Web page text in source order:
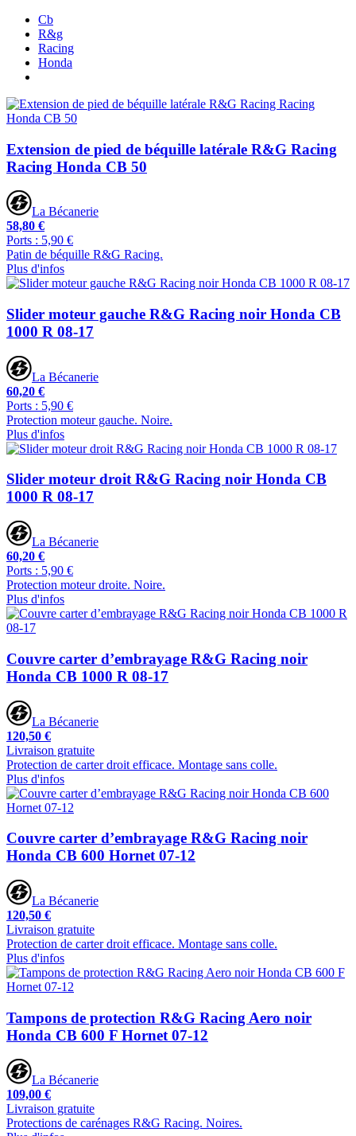
Cb
R&g
Racing
Honda
Extension de pied de béquille latérale R&G Racing
Racing Honda CB 50
La Bécanerie
58,80 €
Ports : 5,90 €
Patin de béquille R&G Racing.
Plus d'infos
Slider moteur gauche R&G Racing noir Honda CB
1000 R 08-17
La Bécanerie
60,20 €
Ports : 5,90 €
Protection moteur gauche. Noire.
Plus d'infos
Slider moteur droit R&G Racing noir Honda CB
1000 R 08-17
La Bécanerie
60,20 €
Ports : 5,90 €
Protection moteur droite. Noire.
Plus d'infos
Couvre carter d’embrayage R&G Racing noir
Honda CB 1000 R 08-17
La Bécanerie
120,50 €
Livraison gratuite
Protection de carter droit efficace. Montage sans colle.
Plus d'infos
Couvre carter d’embrayage R&G Racing noir
Honda CB 600 Hornet 07-12
La Bécanerie
120,50 €
Livraison gratuite
Protection de carter droit efficace. Montage sans colle.
Plus d'infos
Tampons de protection R&G Racing Aero noir
Honda CB 600 F Hornet 07-12
La Bécanerie
109,00 €
Livraison gratuite
Protections de carénages R&G Racing. Noires.